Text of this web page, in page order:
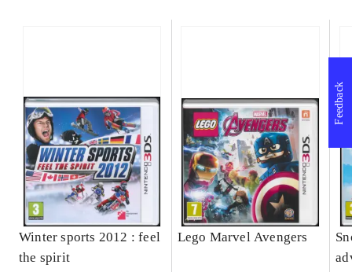
Winter sports 2012 : feel
the spirit
Lego Marvel Avengers
Feedback